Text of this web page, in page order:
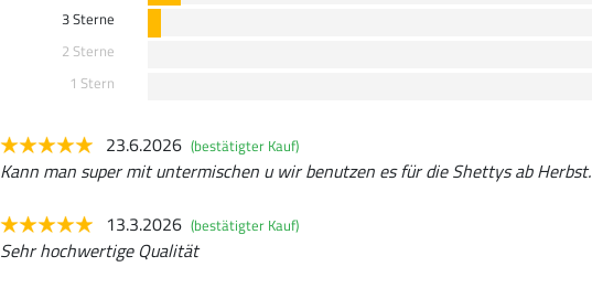
3 Sterne
2 Sterne
1 Stern
23.6.2026 (bestätigter Kauf)
Kann man super mit untermischen u wir benutzen es für die Shettys ab Herbst.
13.3.2026 (bestätigter Kauf)
Sehr hochwertige Qualität